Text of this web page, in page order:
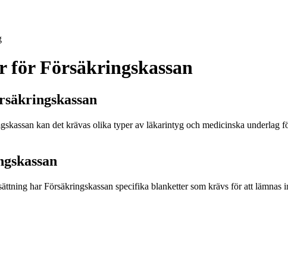
Försäkringskassan
kan det krävas olika typer av läkarintyg och medicinska underlag
har Försäkringskassan specifika blanketter som krävs för att